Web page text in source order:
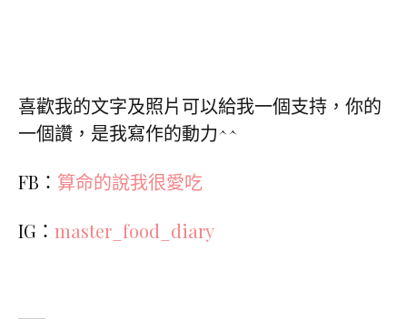
喜歡我的文字及照片可以給我一個支持，你的
一個讚，是我寫作的動力^^
FB： 算命的說我很愛吃
IG： master_food_diary